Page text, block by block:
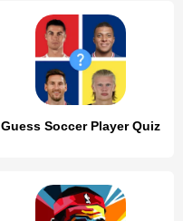
Guess Soccer Player Quiz